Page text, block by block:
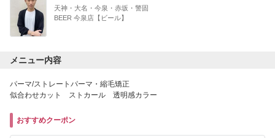
天神・大名・今泉・赤坂・警固
BEER 今泉店【ビール】
メニュー内容
パーマ/ストレートパーマ・縮毛矯正
似合わせカット ストカール 透明感カラー
おすすめクーポン